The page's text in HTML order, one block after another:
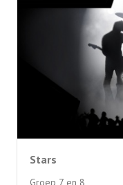
Stars
Groep 7 en 8